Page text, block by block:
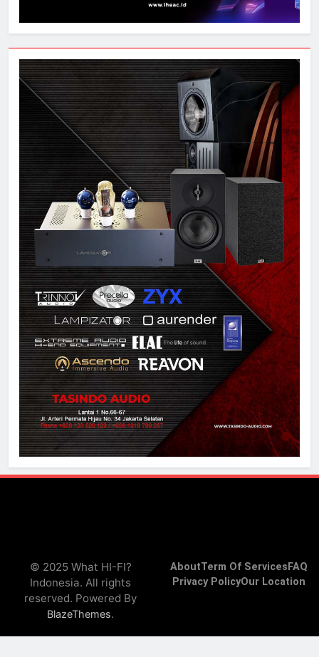
© 2025 What HI-FI?
Indonesia. All rights
reserved. Powered By
BlazeThemes.
AboutTerm Of Services FAQ
Privacy PolicyOur Location